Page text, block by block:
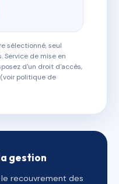
sélectionné, seul
Service de mise en
d'un droit d'accès,
politique de
gestion
le recouvrement des